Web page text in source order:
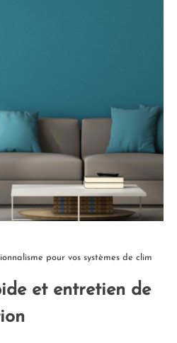
pour vos systèmes de clim
et entretien de